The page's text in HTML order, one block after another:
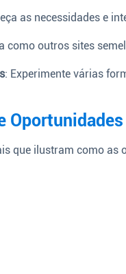
as necessidades e
como outros sites
: Experimente várias
que ilustram como as